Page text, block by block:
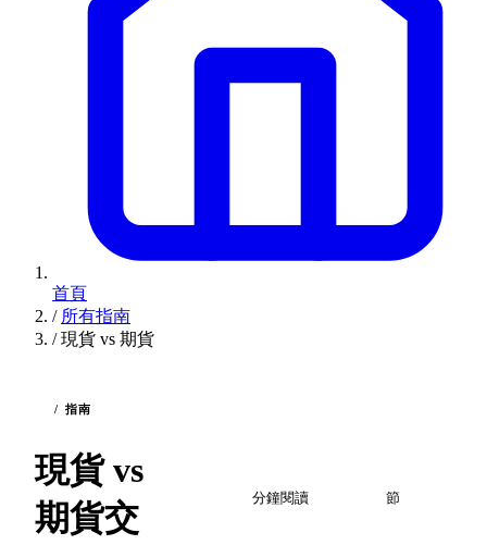
首頁
/ 所有指南
/ 現貨 vs 期貨
/ 指南
現貨 vs
期貨交
分鐘閱讀 節